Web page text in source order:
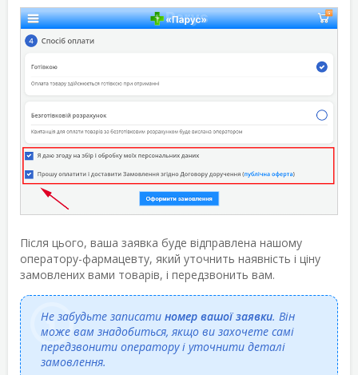
Після цього, ваша заявка буде відправлена нашому
оператору-фармацевту, який уточнить наявність і ціну
замовлених вами товарів, і передзвонить вам.
Не забудьте записати номер вашої заявки. Він
може вам знадобиться, якщо ви захочете самі
передзвонити оператору і уточнити деталі
замовлення.